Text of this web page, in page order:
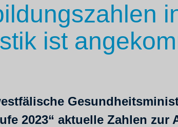
ist
2023“ aktuelle Zahlen